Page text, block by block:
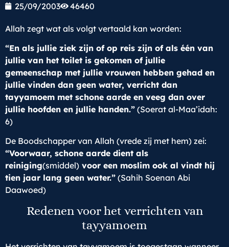
25/09/2003 46460
Allah zegt wat als volgt vertaald kan worden:
“En als jullie ziek zijn of op reis zijn of als één van
jullie van het toilet is gekomen of jullie
gemeenschap met jullie vrouwen hebben gehad en
jullie vinden dan geen water, verricht dan
tayyamoem met schone aarde en veeg dan over
jullie hoofden en jullie handen.” (Soerat al-Maa’idah:
6)
De Boodschapper van Allah (vrede zij met hem) zei:
“Voorwaar, schone aarde dient als
reiniging(smiddel) voor een moslim ook al vindt hij
tien jaar lang geen water.” (Sahih Soenan Abi
Daawoed)
Redenen voor het verrichten van
tayyamoem